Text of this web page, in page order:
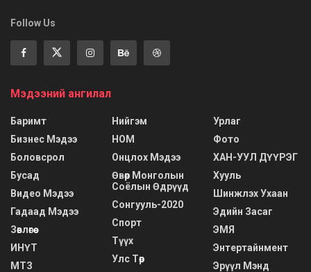
Follow Us
Мэдээний ангилал
Баримт
Бизнес Мэдээ
Боловсрол
Бусад
Видео Мэдээ
Гадаад Мэдээ
Зөвлөгөө
ИНҮТ
МТЗ
Нийгэм
НОМ
Онцлох Мэдээ
Өвөр Монголын
Соёлын Өдрүүд
Сонгууль-2020
Спорт
Түүх
Улс Төр
Урлаг
Фото
ХАН-УУЛ ДҮҮРЭГ
Хууль
Шинжлэх Ухаан
Эдийн Засаг
ЭМЯ
Энтертайнмент
Эрүүл Мэнд